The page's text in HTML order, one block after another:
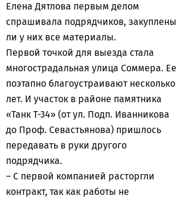
Елена Дятлова первым делом
спрашивала подрядчиков, закуплены
ли у них все материалы.
Первой точкой для выезда стала
многострадальная улица Соммера. Ее
поэтапно благоустраивают несколько
лет. И участок в районе памятника
«Танк Т-34» (от ул. Подп. Иванникова
до Проф. Севастьянова) пришлось
передавать в руки другого
подрядчика.
– С первой компанией расторгли
контракт, так как работы не